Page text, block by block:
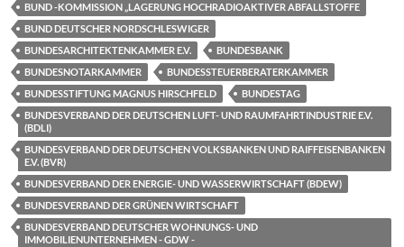
BUND -KOMMISSION „LAGERUNG HOCHRADIOAKTIVER ABFALLSTOFFE
BUND DEUTSCHER NORDSCHLESWIGER
BUNDESARCHITEKTENKAMMER E.V.
BUNDESBANK
BUNDESNOTARKAMMER
BUNDESSTEUERBERATERKAMMER
BUNDESSTIFTUNG MAGNUS HIRSCHFELD
BUNDESTAG
BUNDESVERBAND DER DEUTSCHEN LUFT- UND RAUMFAHRTINDUSTRIE E.V.
(BDLI)
BUNDESVERBAND DER DEUTSCHEN VOLKSBANKEN UND RAIFFEISENBANKEN
E.V. (BVR)
BUNDESVERBAND DER ENERGIE- UND WASSERWIRTSCHAFT (BDEW)
BUNDESVERBAND DER GRÜNEN WIRTSCHAFT
BUNDESVERBAND DEUTSCHER WOHNUNGS- UND
IMMOBILIENUNTERNEHMEN - GDW -